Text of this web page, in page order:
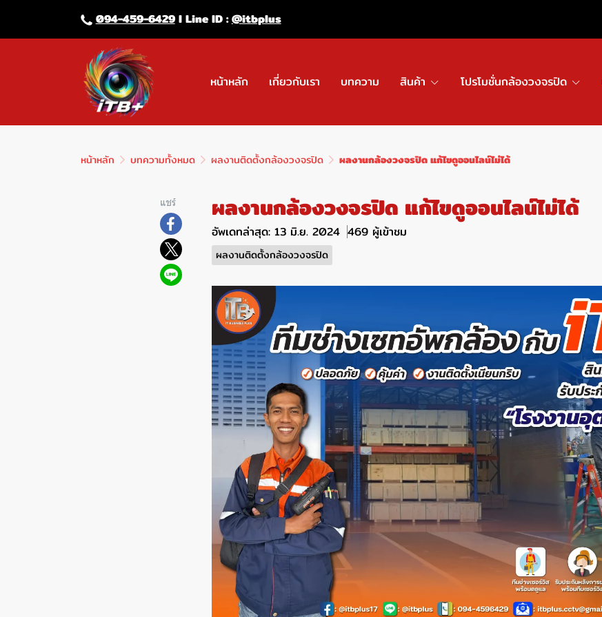
094-459-6429l Line lD :@itbplus
หน้าหลัก เกี่ยวกับเรา บทความ สินค้า โปรโมชั่นกล้องวงจรปิด
หน้าหลัก บทความทั้งหมด ผลงานติดตั้งกล้องวงจรปิด ผลงานกล้องวงจรปิด แก้ไขดูออนไลน์ไม่ได้
แชร์ ผลงานกล้องวงจรปิด แก้ไขดูออนไลน์ไม่ได้
อัพเดทล่าสุด: 13 มิ.ย. 2024 469 ผู้เข้าชม
ผลงานติดตั้งกล้องวงจรปิด